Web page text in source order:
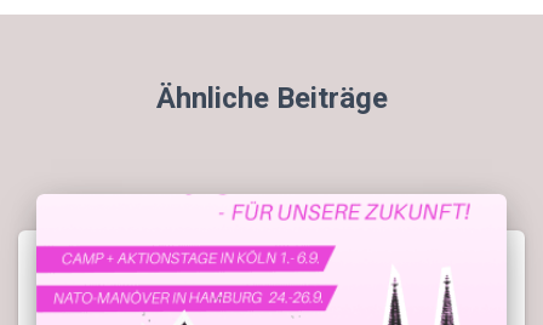
Ähnliche Beiträge